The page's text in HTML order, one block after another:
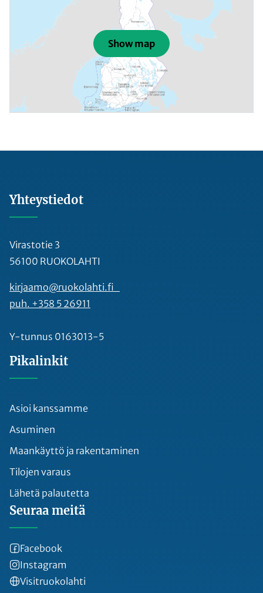
Show map
Yhteystiedot
Virastotie 3
56100 RUOKOLAHTI
kirjaamo@ruokolahti.fi
puh. +358 5 26911
Y-tunnus 0163013-5
Pikalinkit
Asioi kanssamme
Asuminen
Maankäyttö ja rakentaminen
Tilojen varaus
Lähetä palautetta
Seuraa meitä
Facebook
Instagram
Visitruokolahti